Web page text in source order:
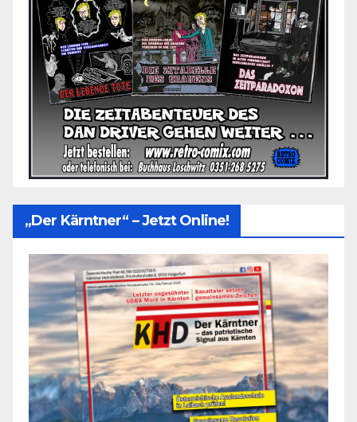
„Der Kärntner“ – Jetzt Online!